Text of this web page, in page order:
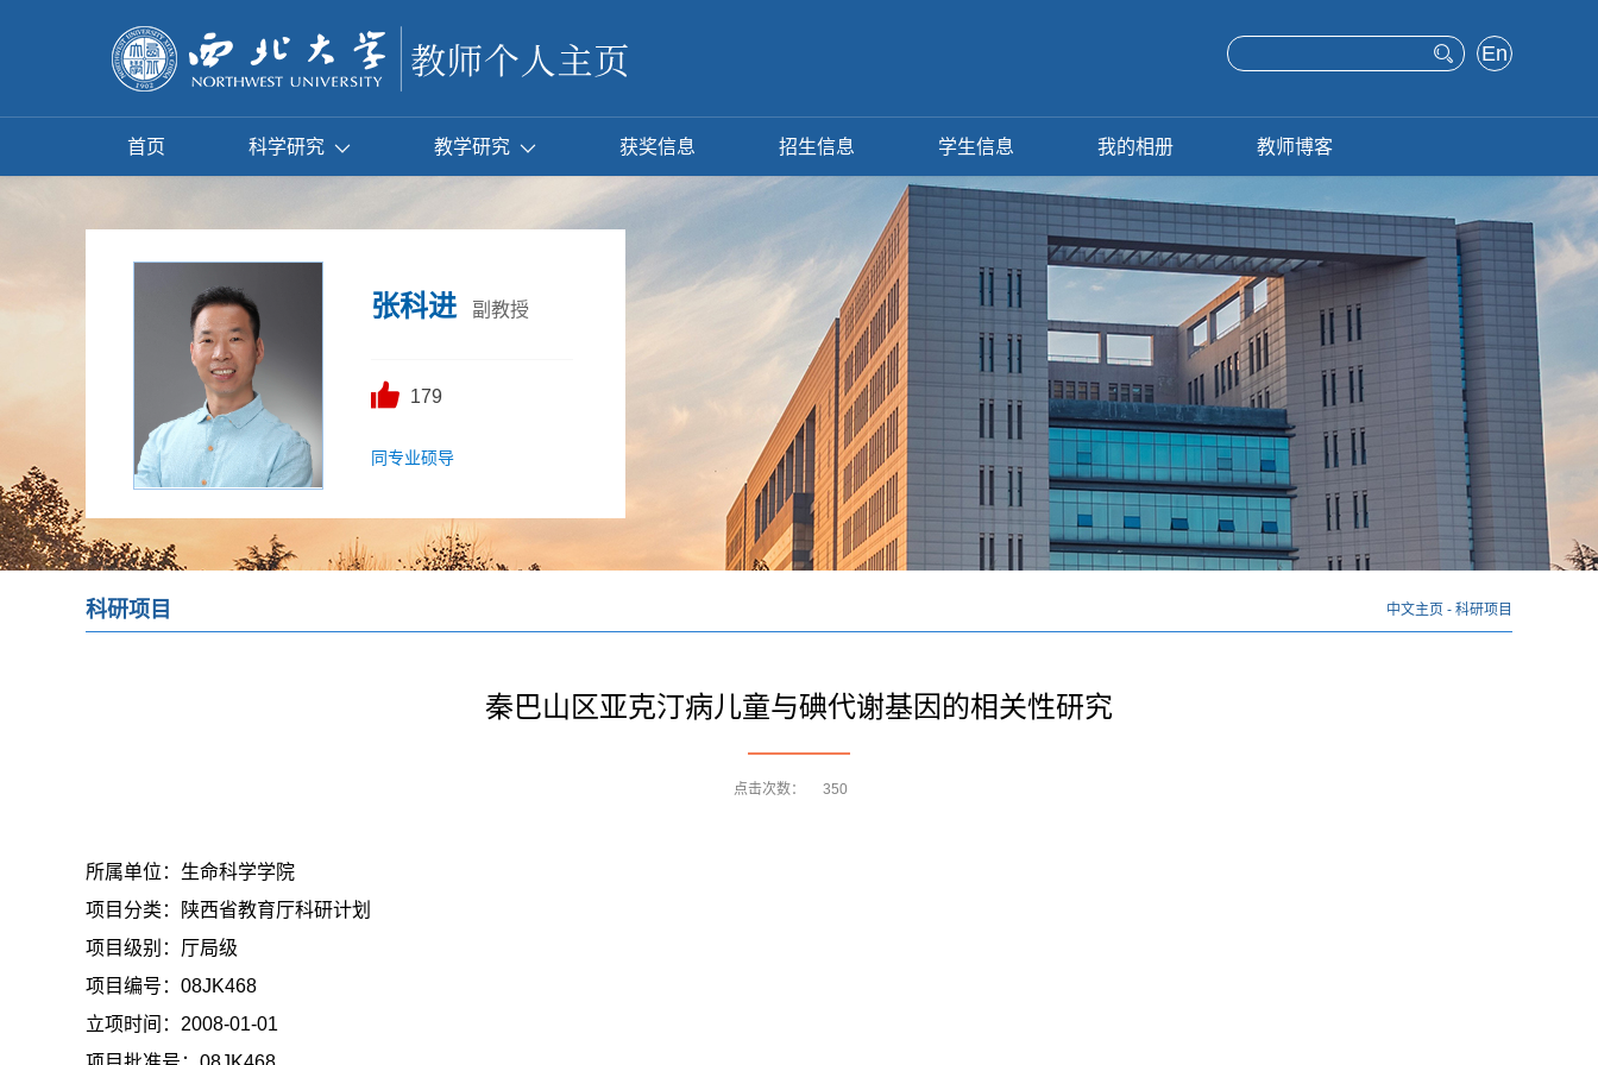
En
h
首页 科学研究 教学研究 获奖信息 招生信息 学生信息 我的相册 教师博客
张科进 副教授
179
同专业硕导
科研项目 中文主页 - 科研项目
秦巴山区亚克汀病儿童与碘代谢基因的相关性研究
点击次数： 350
所属单位： 生命科学学院
项目分类：
陕西省教育厅科研计划
项目级别： 厅局级
项目编号： 08JK468
立项时间： 2008-01-01